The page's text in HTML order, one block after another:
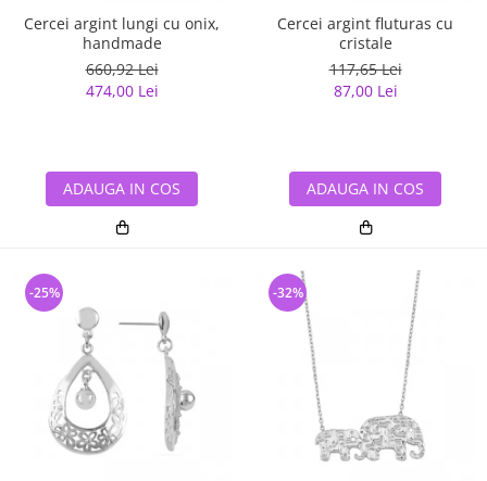
Cercei argint lungi cu onix,
handmade
660,92 Lei
474,00 Lei
ADAUGA IN COS
Cercei argint fluturas cu
cristale
117,65 Lei
87,00 Lei
ADAUGA IN COS
-25% -32%